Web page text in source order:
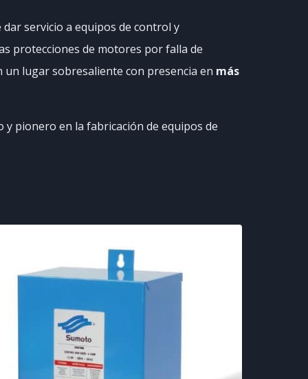
servicio a equipos de control y
protecciones de motores por falla de
lugar sobresaliente con presencia en más
y pionero en la fabricación de equipos de